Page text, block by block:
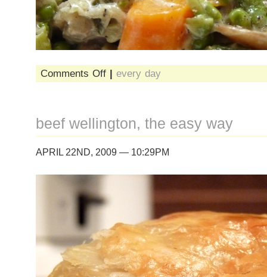
Comments Offon
tocanita
| every day
beef wellington, the easy way
APRIL 22ND, 2009 — 10:29PM